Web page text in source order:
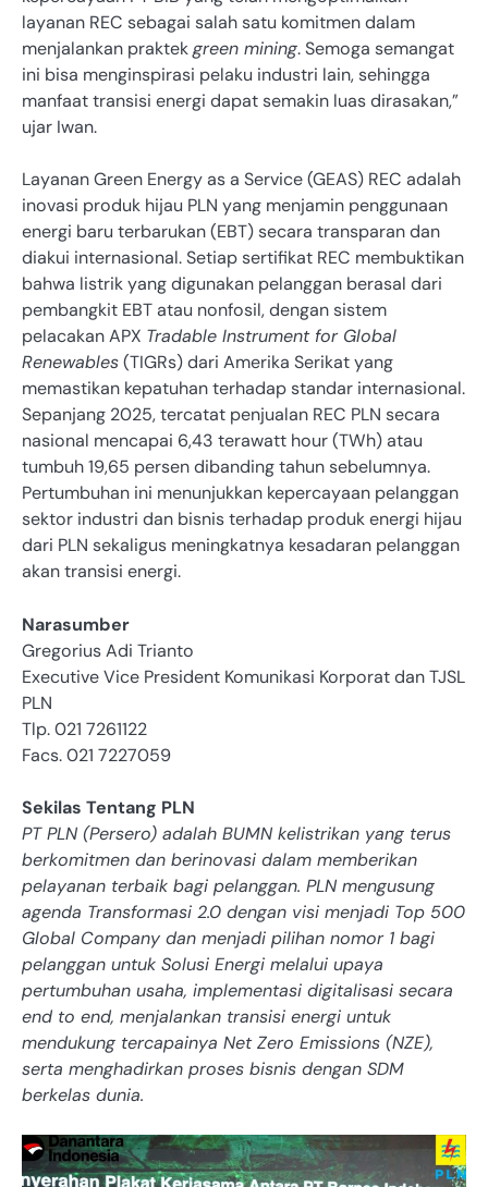
layanan REC sebagai salah satu komitmen dalam
menjalankan praktekgreen mining. Semoga semangat
ini bisa menginspirasi pelaku industri lain, sehingga
manfaat transisi energi dapat semakin luas dirasakan,”
ujar Iwan.
Layanan Green Energy as a Service (GEAS) REC adalah
inovasi produk hijau PLN yang menjamin penggunaan
energi baru terbarukan (EBT) secara transparan dan
diakui internasional. Setiap sertifikat REC membuktikan
bahwa listrik yang digunakan pelanggan berasal dari
pembangkit EBT atau nonfosil, dengan sistem
pelacakan APX Tradable Instrument for Global
Renewables(TIGRs) dari Amerika Serikat yang
memastikan kepatuhan terhadap standar internasional.
Sepanjang 2025, tercatat penjualan REC PLN secara
nasional mencapai 6,43 terawatt hour (TWh) atau
tumbuh 19,65 persen dibanding tahun sebelumnya.
Pertumbuhan ini menunjukkan kepercayaan pelanggan
sektor industri dan bisnis terhadap produk energi hijau
dari PLN sekaligus meningkatnya kesadaran pelanggan
akan transisi energi.
Narasumber
Gregorius Adi Trianto
Executive Vice President Komunikasi Korporat dan TJSL
PLN
Tlp. 021 7261122
Facs. 021 7227059
Sekilas Tentang PLN
PT PLN (Persero) adalah BUMN kelistrikan yang terus
berkomitmen dan berinovasi dalam memberikan
pelayanan terbaik bagi pelanggan. PLN mengusung
agenda Transformasi 2.0 dengan visi menjadi Top 500
Global Company dan menjadi pilihan nomor 1 bagi
pelanggan untuk Solusi Energi melalui upaya
pertumbuhan usaha, implementasi digitalisasi secara
end to end, menjalankan transisi energi untuk
mendukung tercapainya Net Zero Emissions (NZE),
serta menghadirkan proses bisnis dengan SDM
berkelas dunia.